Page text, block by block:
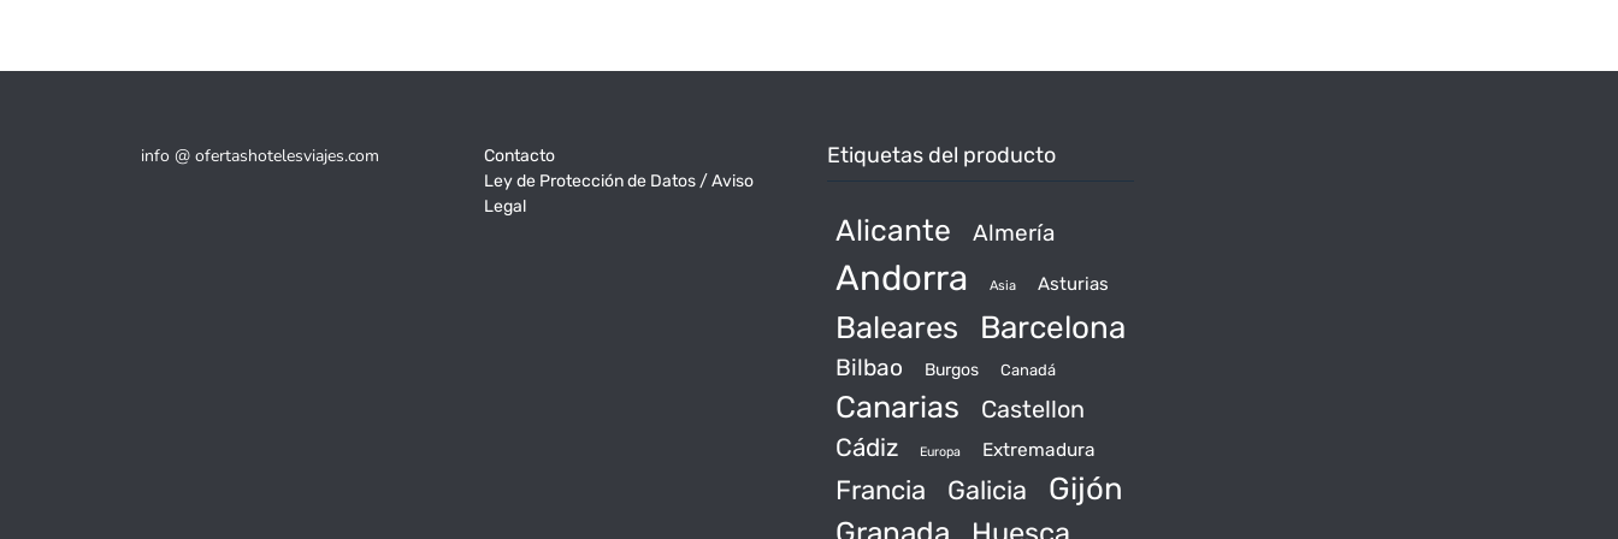
info @ ofertashotelesviajes.com
Contacto
Ley de Protección de Datos / Aviso
Legal
Etiquetas del producto
Alicante Almería
Andorra Asia Asturias
Baleares Barcelona
Bilbao Burgos Canadá
Canarias
Castellon
Cádiz
Europa Extremadura
Francia Galicia Gijón